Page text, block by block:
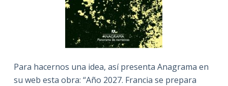
Para hacernos una idea, así presenta Anagrama en
su web esta obra: “Año 2027. Francia se prepara